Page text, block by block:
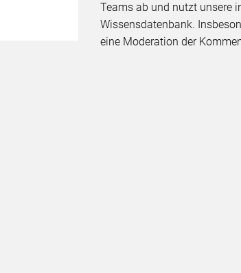
Teams ab und nutzt unsere
Wissensdatenbank.
eine Moderation der